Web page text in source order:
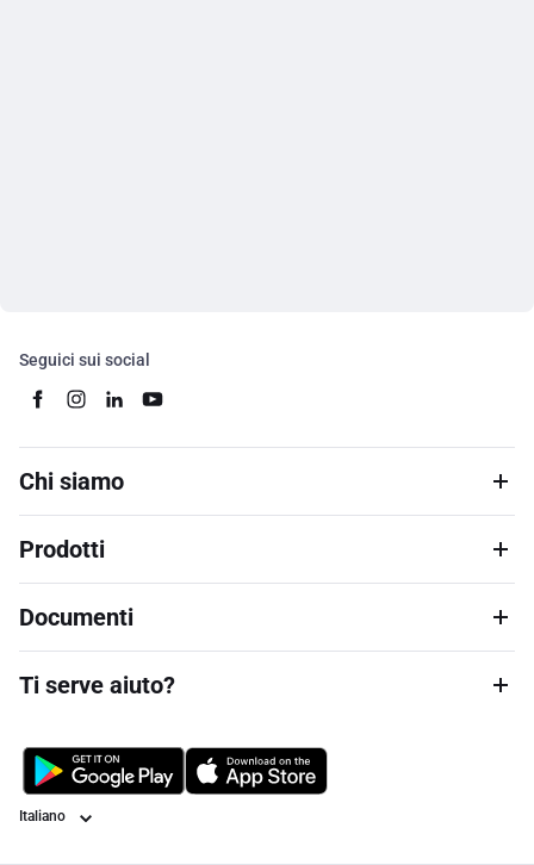
Seguici sui social
Chi siamo
Prodotti
Documenti
Ti serve aiuto?
Lingua